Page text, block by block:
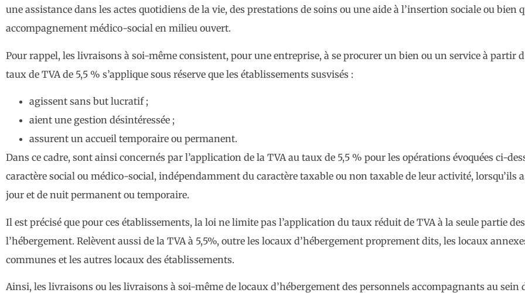
une assistance dans les actes quotidiens de la vie, des prestations de soins ou une aide à l’insertion sociale ou bien
accompagnement médico-social en milieu ouvert.
Pour rappel, les livraisons à soi-même consistent, pour une entreprise, à se procurer un bien ou un service à partir
taux de TVA de 5,5 % s’applique sous réserve que les établissements susvisés :
agissent sans but lucratif ;
aient une gestion désintéressée ;
assurent un accueil temporaire ou permanent.
Dans ce cadre, sont ainsi concernés par l’application de la TVA au taux de 5,5 % pour les opérations évoquées ci-
caractère social ou médico-social, indépendamment du caractère taxable ou non taxable de leur activité, lorsqu’ils
jour et de nuit permanent ou temporaire.
Il est précisé que pour ces établissements, la loi ne limite pas l’application du taux réduit de TVA à la seule partie
l’hébergement. Relèvent aussi de la TVA à 5,5%, outre les locaux d’hébergement proprement dits, les locaux
communes et les autres locaux des établissements.
Ainsi, les livraisons ou les livraisons à soi-même de locaux d’hébergement des personnels accompagnants au sein